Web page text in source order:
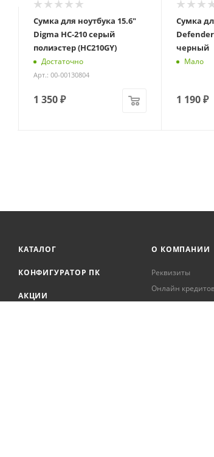
Сумка для ноутбука 15.6"
Digma HC-210 серый
полиэстер (HC210GY)
Достаточно
Арт.: 00-00130804
1 350₽
Сумка
черный
Мало
1 190₽
КАТАЛОГ
КОНФИГУРАТОР ПК
АКЦИИ
О КОМПАНИИ
Реквизиты
Онлайн
Сервисный